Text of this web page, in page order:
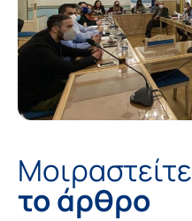
Μοιραστείτε
το άρθρο